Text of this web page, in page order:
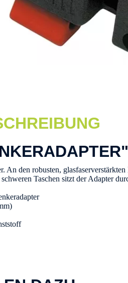
An den robusten,
Taschen sitzt der Adapter